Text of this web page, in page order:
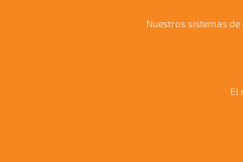
Nuestros sistemas
El